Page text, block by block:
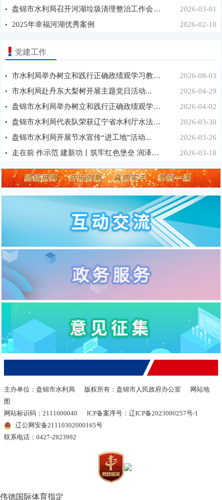
盘锦市水利局召开河湖垃圾清理整治工作会议...
2026-03-01
2025年幸福河湖优秀案例
2026-02-10
党建工作
市水利局举办树立和践行正确政绩观学习教育第3期读...
2026-08-03
市水利局赴丹东大梨树开展主题党日活动...
2026-04-29
盘锦市水利局举办树立和践行正确政绩观学习教育第1...
2026-04-02
盘锦市水利局代表队荣获辽宁省水利厅水法知识竞赛...
2026-03-30
盘锦市水利局开展节水宣传“进工地”活动...
2026-03-26
走在前 作示范 建新功丨筑牢红色堡垒 润泽万家心田...
2026-03-18
主办单位：盘锦市水利局 版权所有：盘锦市人民政府办公室
网站地
图
网站标识码：2111000040
ICP备案序号：辽ICP备2023000257号-1
辽公网安备21110302000165号
联系电话：0427-2823992
伟德国际体育指定